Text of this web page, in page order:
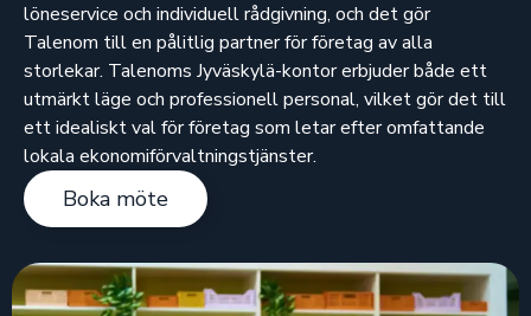
löneservice och individuell rådgivning, och det gör
Talenom till en pålitlig partner för företag av alla
storlekar. Talenoms Jyväskylä-kontor erbjuder både ett
utmärkt läge och professionell personal, vilket gör det till
ett idealiskt val för företag som letar efter omfattande
lokala ekonomiförvaltningstjänster.
Boka möte